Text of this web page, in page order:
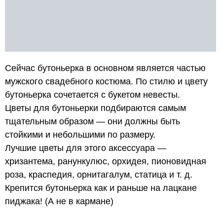
Сейчас бутоньерка в основном является частью
мужского свадебного костюма. По стилю и цвету
бутоньерка сочетается с букетом невесты.
Цветы для бутоньерки подбираются самым
тщательным образом — они должны быть
стойкими и небольшими по размеру.
Лучшие цветы для этого аксессуара —
хризантема, ранункулюс, орхидея, пионовидная
роза, краспедия, орнитагалум, статица и т. д.
Крепится бутоньерка как и раньше на лацкане
пиджака! (А не в кармане)